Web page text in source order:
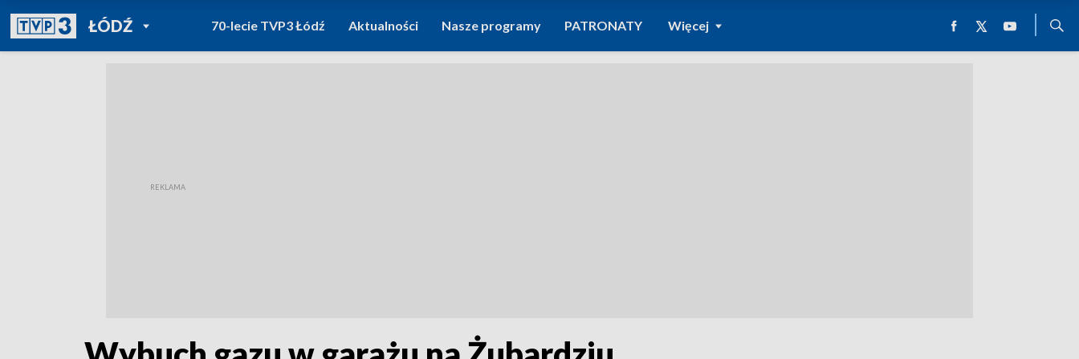
ŁÓDŹPOWRÓT DO
TVP REGIONY
70-lecie TVP3 Łódź Aktualności Nasze programy PATRONATY Więcej